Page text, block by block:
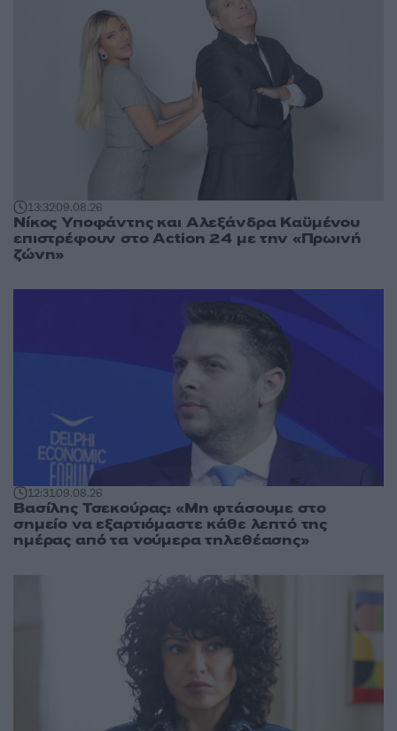
13:3209.08.26
Νίκος Υποφάντης και Αλεξάνδρα Καϋμένου
επιστρέφουν στο Action 24 με την «Πρωινή
ζώνη»
12:3109.08.26
Βασίλης Τσεκούρας: «Μη φτάσουμε στο
σημείο να εξαρτιόμαστε κάθε λεπτό της
ημέρας από τα νούμερα τηλεθέασης»